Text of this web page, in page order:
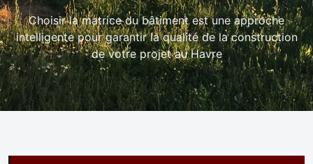
Choisir la matrice du bâtiment est une approche
intelligente pour garantir la qualité de la construction
de votre projet au Havre